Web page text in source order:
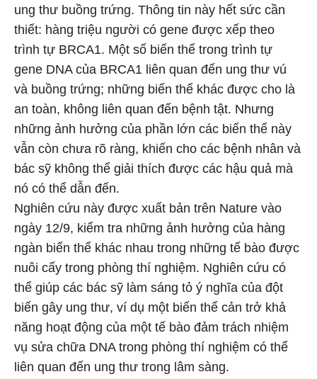
ung thư buồng trứng. Thông tin này hết sức cần
thiết: hàng triệu người có gene được xếp theo
trình tự BRCA1. Một số biến thể trong trình tự
gene DNA của BRCA1 liên quan đến ung thư vú
và buồng trứng; những biến thể khác được cho là
an toàn, không liên quan đến bệnh tật. Nhưng
những ảnh hưởng của phần lớn các biến thể này
vẫn còn chưa rõ ràng, khiến cho các bệnh nhân và
bác sỹ không thể giải thích được các hậu quả mà
nó có thể dẫn đến.
Nghiên cứu này được xuất bản trên Nature vào
ngày 12/9, kiểm tra những ảnh hưởng của hàng
ngàn biến thể khác nhau trong những tế bào được
nuôi cấy trong phòng thí nghiệm. Nghiên cứu có
thể giúp các bác sỹ làm sáng tỏ ý nghĩa của đột
biến gây ung thư, ví dụ một biến thể cản trở khả
năng hoạt động của một tế bào đảm trách nhiệm
vụ sửa chữa DNA trong phòng thí nghiệm có thể
liên quan đến ung thư trong lâm sàng.